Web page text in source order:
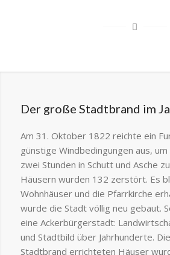
Der große Stadtbrand im
Am 31. Oktober 1822 reichte ein
günstige Windbedingungen aus,
zwei Stunden in Schutt und Asche
Häusern wurden 132 zerstört. Es
Wohnhäuser und die Pfarrkirche
wurde die Stadt völlig neu gebaut.
eine Ackerbürgerstadt:
und Stadtbild über Jahrhunderte.
Stadtbrand errichteten Häuser